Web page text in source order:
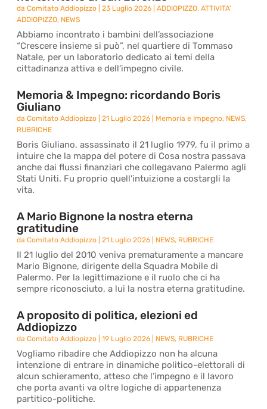
daComitato Addiopizzo |23 Luglio 2026 |ADDIOPIZZO,ATTIVITA'
ADDIOPIZZO, NEWS
Abbiamo incontrato i bambini dell’associazione
“Crescere insieme si può”, nel quartiere di Tommaso
Natale, per un laboratorio dedicato ai temi della
cittadinanza attiva e dell’impegno civile.
Memoria & Impegno: ricordando Boris
Giuliano
daComitato Addiopizzo |21 Luglio 2026 Memoria e Impegno, NEWS,
RUBRICHE
Boris Giuliano, assassinato il 21 luglio 1979, fu il primo a
intuire che la mappa del potere di Cosa nostra passava
anche dai flussi finanziari che collegavano Palermo agli
Stati Uniti. Fu proprio quell’intuizione a costargli la
vita.
A Mario Bignone la nostra eterna
gratitudine
daComitato Addiopizzo |21 Luglio 2026 NEWS, RUBRICHE
Il 21 luglio del 2010 veniva prematuramente a mancare
Mario Bignone, dirigente della Squadra Mobile di
Palermo. Per la legittimazione e il ruolo che ci ha
sempre riconosciuto, a lui la nostra eterna gratitudine.
A proposito di politica, elezioni ed
Addiopizzo
daComitato Addiopizzo |19 Luglio 2026 NEWS, RUBRICHE
Vogliamo ribadire che Addiopizzo non ha alcuna
intenzione di entrare in dinamiche politico-elettorali di
alcun schieramento, atteso che l’impegno e il lavoro
che porta avanti va oltre logiche di appartenenza
partitico-politiche.